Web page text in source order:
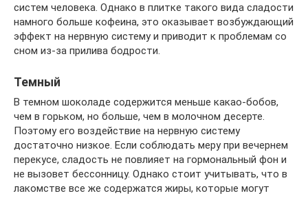
систем человека. Однако в плитке такого вида сладости
намного больше кофеина, это оказывает возбуждающий
эффект на нервную систему и приводит к проблемам со
сном из-за прилива бодрости.
Темный
В темном шоколаде содержится меньше какао-бобов,
чем в горьком, но больше, чем в молочном десерте.
Поэтому его воздействие на нервную систему
достаточно низкое. Если соблюдать меру при вечернем
перекусе, сладость не повлияет на гормональный фон и
не вызовет бессонницу. Однако стоит учитывать, что в
лакомстве все же содержатся жиры, которые могут